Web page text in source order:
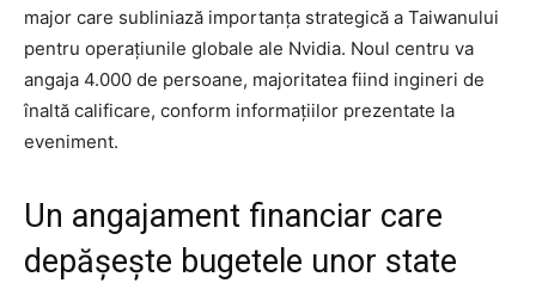
major care subliniază importanța strategică a Taiwanului
pentru operațiunile globale ale Nvidia. Noul centru va
angaja 4.000 de persoane, majoritatea fiind ingineri de
înaltă calificare, conform informațiilor prezentate la
eveniment.
Un angajament financiar care
depășește bugetele unor state